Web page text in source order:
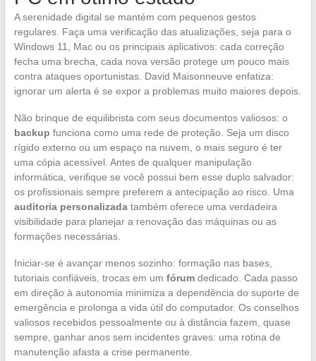
A serenidade digital se mantém com pequenos gestos
regulares. Faça uma verificação das atualizações, seja para o
Windows 11, Mac ou os principais aplicativos: cada correção
fecha uma brecha, cada nova versão protege um pouco mais
contra ataques oportunistas. David Maisonneuve enfatiza:
ignorar um alerta é se expor a problemas muito maiores depois.
Não brinque de equilibrista com seus documentos valiosos: o
backup funciona como uma rede de proteção. Seja um disco
rígido externo ou um espaço na nuvem, o mais seguro é ter
uma cópia acessível. Antes de qualquer manipulação
informática, verifique se você possui bem esse duplo salvador:
os profissionais sempre preferem a antecipação ao risco. Uma
auditoria personalizadatambém oferece uma verdadeira
visibilidade para planejar a renovação das máquinas ou as
formações necessárias.
Iniciar-se é avançar menos sozinho: formação nas bases,
tutoriais confiáveis, trocas em um fórumdedicado. Cada passo
em direção à autonomia minimiza a dependência do suporte de
emergência e prolonga a vida útil do computador. Os conselhos
valiosos recebidos pessoalmente ou à distância fazem, quase
sempre, ganhar anos sem incidentes graves: uma rotina de
manutenção afasta a crise permanente.